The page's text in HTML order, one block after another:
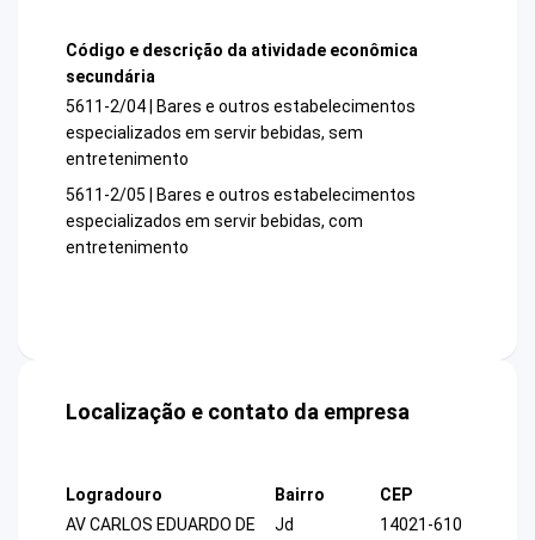
Código e descrição da atividade econômica
secundária
5611-2/04 | Bares e outros estabelecimentos
especializados em servir bebidas, sem
entretenimento
5611-2/05 | Bares e outros estabelecimentos
especializados em servir bebidas, com
entretenimento
Localização e contato da empresa
Logradouro
AV CARLOS EDUARDO DE
Bairro
Jd
CEP
14021-610